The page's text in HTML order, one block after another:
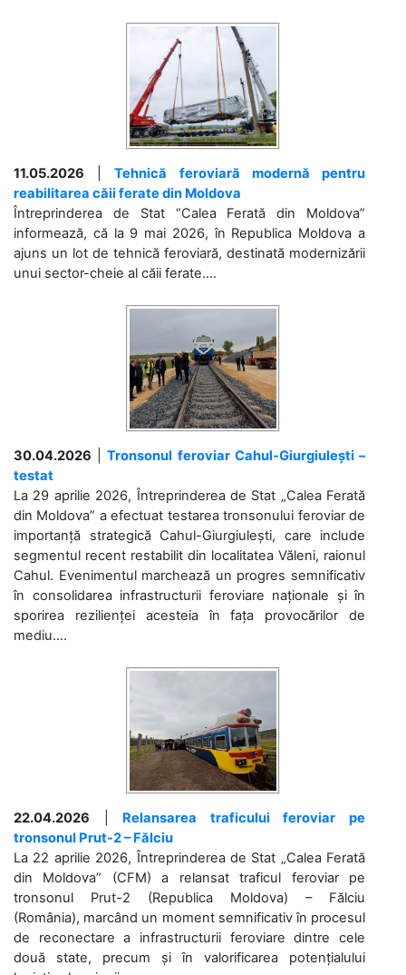
11.05.2026 |Tehnică feroviară modernă pentru
reabilitarea căii ferate din Moldova
Întreprinderea de Stat “Calea Ferată din Moldova”
informează, că la 9 mai 2026, în Republica Moldova a
ajuns un lot de tehnică feroviară, destinată modernizării
unui sector-cheie al căii ferate....
30.04.2026 |Tronsonul feroviar Cahul-Giurgiulești –
testat
La 29 aprilie 2026, Întreprinderea de Stat „Calea Ferată
din Moldova” a efectuat testarea tronsonului feroviar de
importanță strategică Cahul-Giurgiulești, care include
segmentul recent restabilit din localitatea Văleni, raionul
Cahul. Evenimentul marchează un progres semnificativ
în consolidarea infrastructurii feroviare naționale și în
sporirea rezilienței acesteia în fața provocărilor de
mediu....
22.04.2026
Relansarea traficului feroviar pe
tronsonul Prut-2 – Fălciu
La 22 aprilie 2026, Întreprinderea de Stat „Calea Ferată
din Moldova” (CFM) a relansat traficul feroviar pe
tronsonul Prut-2 (Republica Moldova) – Fălciu
(România), marcând un moment semnificativ în procesul
de reconectare a infrastructurii feroviare dintre cele
două state, precum și în valorificarea potențialului